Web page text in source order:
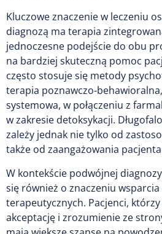
Kluczowe znaczenie w leczeniu
diagnozą ma terapia
jednoczesne podejście do obu
na bardziej skuteczną pomoc
często stosuje się metody
terapia poznawczo-
systemowa, w połączeniu z
w zakresie detoksykacji.
zależy jednak nie tylko od
także od zaangażowania
W kontekście podwójnej
się również o znaczeniu wsparcia
terapeutycznych. Pacjenci,
akceptację i zrozumienie ze